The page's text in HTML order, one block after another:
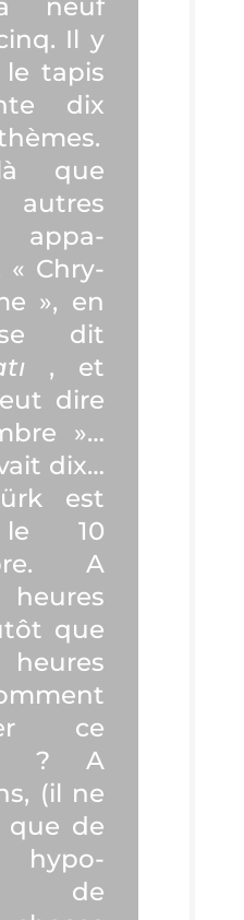
neuf
Il y
tapis
dix
que
appa­
« Chry­
», en
dit
, et
dire
»…
dix…
est
10
A
que
ce
? A
(il ne
que de
hypo­
de